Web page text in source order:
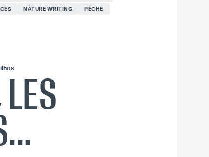
NATURE WRITING
PÊCHE